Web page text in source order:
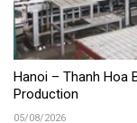
Hanoi – Thanh Hoa
Production
05/08/2026